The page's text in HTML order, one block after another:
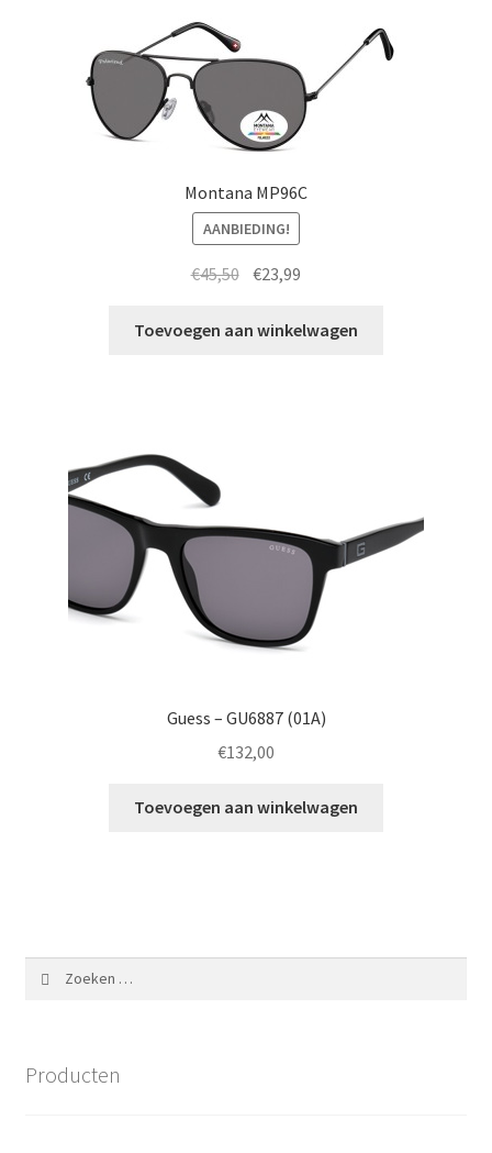
Montana MP96C
AANBIEDING!
€45,50 Oorspronkelijke
was:
€23,99
is:
Toevoegen aan winkelwagen
Guess – GU6887 (01A)
€132,00
Toevoegen aan winkelwagen
Producten